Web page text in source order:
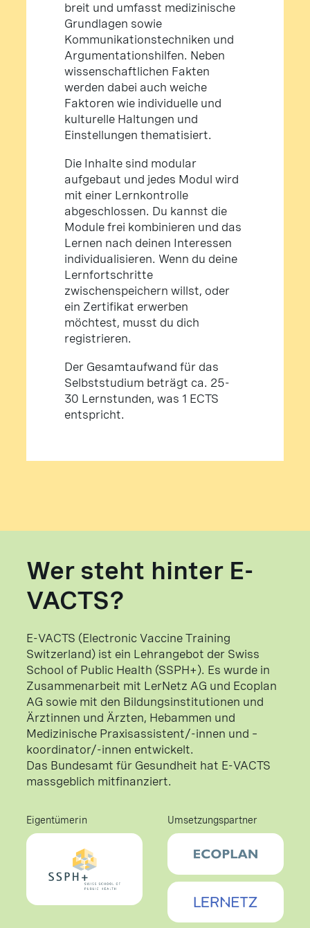
breit und umfasst medizinische
Grundlagen sowie
Kommunikationstechniken und
Argumentationshilfen. Neben
wissenschaftlichen Fakten
werden dabei auch weiche
Faktoren wie individuelle und
kulturelle Haltungen und
Einstellungen thematisiert.
Die Inhalte sind modular
aufgebaut und jedes Modul wird
mit einer Lernkontrolle
abgeschlossen. Du kannst die
Module frei kombinieren und das
Lernen nach deinen Interessen
individualisieren. Wenn du deine
Lernfortschritte
zwischenspeichern willst, oder
ein Zertifikat erwerben
möchtest, musst du dich
registrieren.
Der Gesamtaufwand für das
Selbststudium beträgt ca. 25-
30 Lernstunden, was 1 ECTS
entspricht.
Wer steht hinter E-
VACTS?
E-VACTS (Electronic Vaccine Training
Switzerland) ist ein Lehrangebot der Swiss
School of Public Health (SSPH+). Es wurde in
Zusammenarbeit mit LerNetz AG und Ecoplan
AG sowie mit den Bildungsinstitutionen und
Ärztinnen und Ärzten, Hebammen und
Medizinische Praxisassistent/-innen und –
koordinator/-innen entwickelt.
Das Bundesamt für Gesundheit hat E-VACTS
massgeblich mitfinanziert.
Eigentümerin Umsetzungspartner